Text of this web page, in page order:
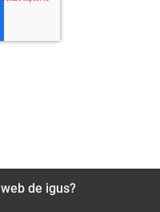
de igus?